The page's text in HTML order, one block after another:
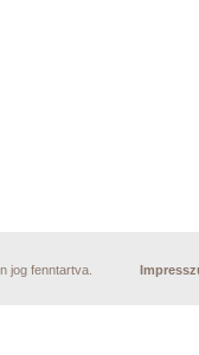
jog fenntartva.